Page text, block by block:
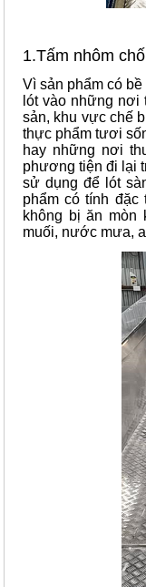
1.Tấm nhôm
Vì sản phẩm có
lót vào những
sản, khu vực chế
thực phẩm tươi
hay những nơi
phương tiện đi lại
sử dụng để lót
phẩm có tính đặc
không bị ăn
muối, nước mưa,